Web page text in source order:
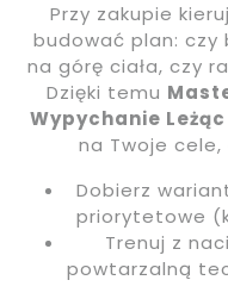
Przy zakupie
budować plan: czy
na górę ciała, czy
Dzięki temu
Wypychanie
na Twoje
Dobierz
priorytetowe
Trenuj z
powtarzalną